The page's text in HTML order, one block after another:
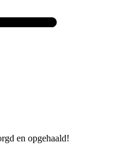
en opgehaald!